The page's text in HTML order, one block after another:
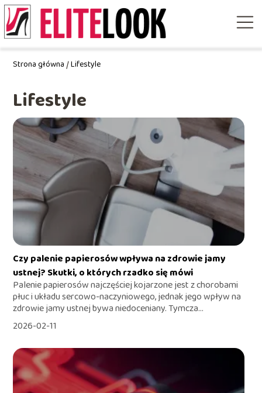
Strona główna/Lifestyle
Lifestyle
Czy palenie papierosów wpływa na zdrowie jamy
ustnej? Skutki, o których rzadko się mówi
Palenie papierosów najczęściej kojarzone jest z chorobami
płuc i układu sercowo-naczyniowego, jednak jego wpływ na
zdrowie jamy ustnej bywa niedoceniany. Tymcza...
2026-02-11